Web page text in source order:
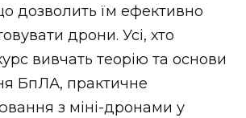
дозволить їм ефективно
дрони. Усі, хто
вивчать теорію та основи
БпЛА, практичне
з міні-дронами у